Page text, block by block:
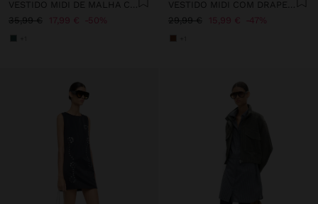
35,99 €
17,99 € 50%
29,99 €
15,99 € 47%